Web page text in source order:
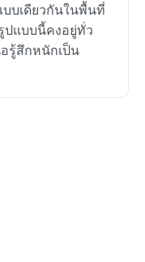
บเดียวกันในพื้นที่
แบบนี้คงอยู่ทั่ว
รู้สึกหนักเป็น